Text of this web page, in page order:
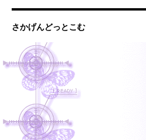
さかげんどっとこむ